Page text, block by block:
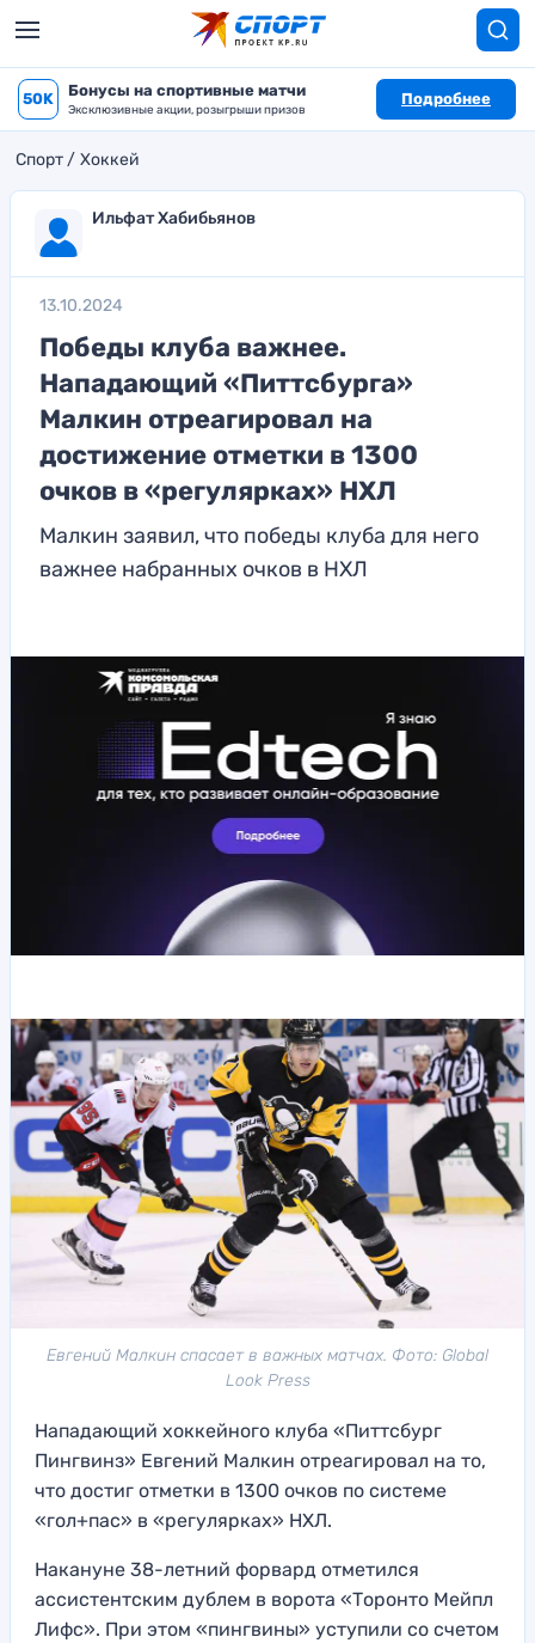
50K Бонусы на спортивные матчи
Эксклюзивные акции, розыгрыши призов
Подробнее
Спорт Хоккей
Ильфат Хабибьянов
13.10.2024
Победы клуба важнее.
Нападающий «Питтсбурга»
Малкин отреагировал на
достижение отметки в 1300
очков в «регулярках» НХЛ
Малкин заявил, что победы клуба для него
важнее набранных очков в НХЛ
Евгений Малкин спасает в важных матчах. Фото: Global
Look Press
Нападающий хоккейного клуба «Питтсбург
Пингвинз» Евгений Малкин отреагировал на то,
что достиг отметки в 1300 очков по системе
«гол+пас» в «регулярках» НХЛ.
Накануне 38-летний форвард отметился
ассистентским дублем в ворота «Торонто Мейпл
Лифс». При этом «пингвины» уступили со счетом